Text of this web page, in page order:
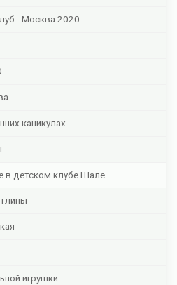
- Москва 2020
каникулах
в детском клубе Шале
игрушки